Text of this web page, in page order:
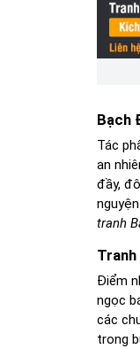
Bạch
Tác
an
đầy,
tranh
Tranh
Điểm
ngọc
các
trong